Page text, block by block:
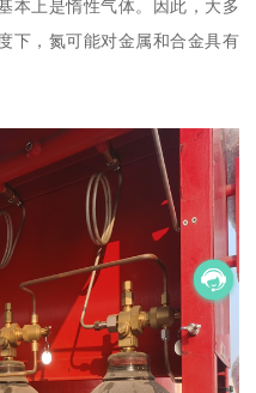
本上是惰性气体。因此，大多
下，氮可能对金属和合金具有